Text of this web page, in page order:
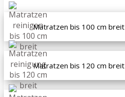
Matratzen bis 100 cm breit
Matratzen bis 120 cm breit